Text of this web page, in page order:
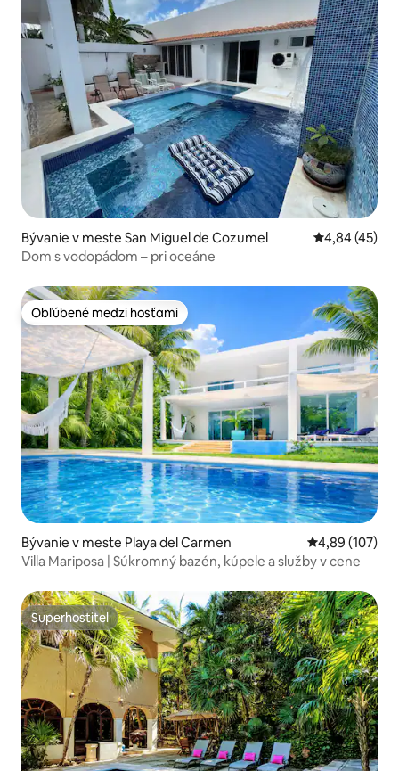
Bývanie v meste San Miguel de Cozumel Priemerné
4,84 (45)
Dom s vodopádom – pri oceáne
Obľúbené medzi hosťami
Obľúbené medzi hosťami
Bývanie v meste Playa del Carmen Priemerné
4,89 (107)
Villa Mariposa | Súkromný bazén, kúpele a služby v cene
Superhostiteľ
Superhostiteľ